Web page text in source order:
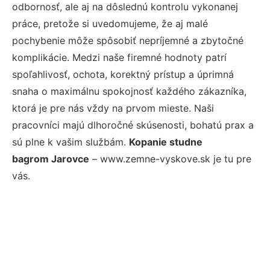
odbornosť, ale aj na dôslednú kontrolu vykonanej
práce, pretože si uvedomujeme, že aj malé
pochybenie môže spôsobiť nepríjemné a zbytočné
komplikácie. Medzi naše firemné hodnoty patrí
spoľahlivosť, ochota, korektný prístup a úprimná
snaha o maximálnu spokojnosť každého zákazníka,
ktorá je pre nás vždy na prvom mieste. Naši
pracovníci majú dlhoročné skúsenosti, bohatú prax a
sú plne k vašim službám. Kopanie studne
bagrom Jarovce – www.zemne-vyskove.sk je tu pre
vás.